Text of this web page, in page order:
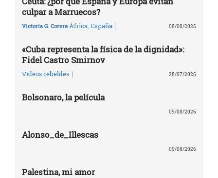
culpar a Marruecos?
Victoria G. Corera África España | 08/08/2026
«Cuba representa la física de la dignidad»:
Fidel Castro Smirnov
Vídeos rebeldes | 28/07/2026
Bolsonaro, la película
09/08/2026
Alonso_de_Illescas
09/08/2026
Palestina, mi amor